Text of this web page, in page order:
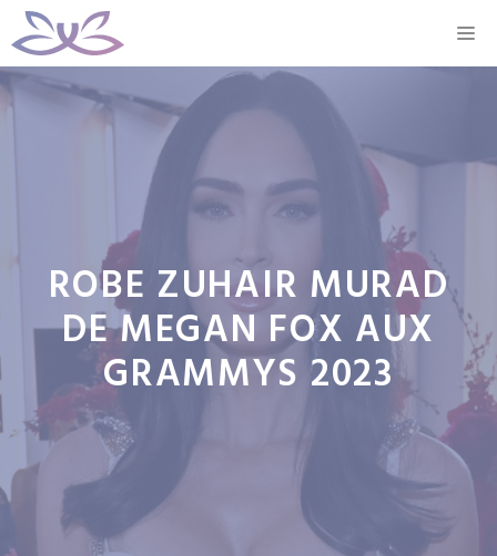
Aller
au
contenu
ROBE ZUHAIR MURAD
DE MEGAN FOX AUX
GRAMMYS 2023